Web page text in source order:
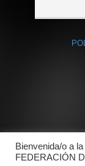
Bienvenida/o a
FEDERACIÓN